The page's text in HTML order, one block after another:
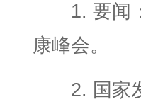
1. 要闻：
康峰会。
2. 国家发